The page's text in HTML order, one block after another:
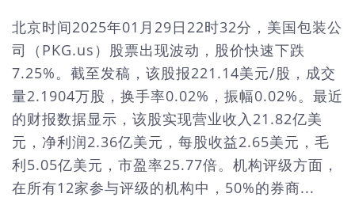
北京时间2025年01月29日22时32分，美国包装公
司（PKG.us）股票出现波动，股价快速下跌
7.25%。截至发稿，该股报221.14美元/股，成交
量2.1904万股，换手率0.02%，振幅0.02%。最近
的财报数据显示，该股实现营业收入21.82亿美
元，净利润2.36亿美元，每股收益2.65美元，毛
利5.05亿美元，市盈率25.77倍。机构评级方面，
在所有12家参与评级的机构中，50%的券商...